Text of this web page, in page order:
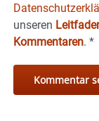
unseren
Kommentaren. *